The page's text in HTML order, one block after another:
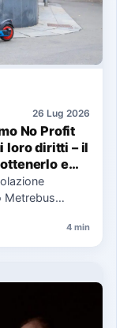
26 Lug 2026
No Profit
loro diritti – il
e
Metrebus
4 min